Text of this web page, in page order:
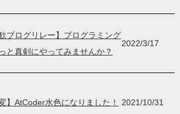
歓ブログリレー】プログラミング
と真剣にやってみませんか？
2022/3/17
変】AtCoder水色になりました！ 2021/10/31